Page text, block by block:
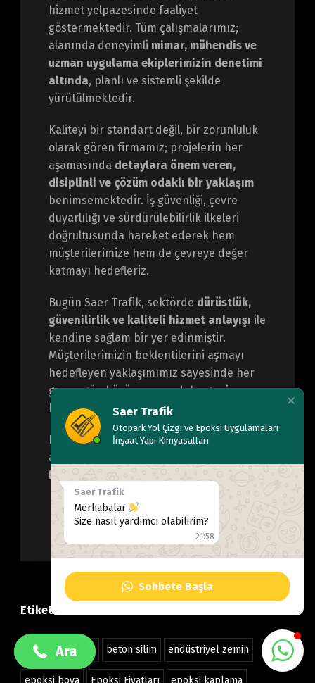
hizmet yelpazesinde faaliyet
göstermektedir. Tüm çalışmalarımız;
alanında deneyimli mimar, mühendis ve
uzman uygulama ekiplerimizin denetimi
altında, planlı ve sistemli şekilde
yürütülmektedir.
Kaliteyi bir standart değil, bir zorunluluk
olarak gören firmamız; projelerin her
aşamasında detaylara önem veren,
disiplinli ve çözüm odaklı bir yaklaşım
benimsemektedir. İş güvenliği, çevre
duyarlılığı ve sürdürülebilirlik ilkeleri
doğrultusunda hareket ederek hem
müşterilerimize hem de çevreye değer
katmayı hedefleriz.
Bugün Saer Trafik, sektörde dürüstlük,
güvenilirlik ve kaliteli hizmet anlayışı ile
kendine sağlam bir yer edinmiştir.
Müşterilerimizin beklentilerini aşmayı
hedefleyen yaklaşımımız sayesinde her
geçen gün büyümeye ve daha geniş
kitlelere hizmet vermeye devam ediyoruz.
Bizim için her proje; yalnızca bir iş değil,
aynı zamanda
itibarımızdır.
Saer Trafik
Otopark Yol Çizgi ve Epoksi Uygulamaları
İnşaat Yapı Kimyasalları
Saer Trafik
Merhabalar
Size nasıl yardımcı olabilirim?
21:58
Sohbete Başla
Etiketler
beton parlatma beton silim endüstriyel zemin
epoksi boya Epoksi Fiyatları epoksi kaplama
+90 532 489 38 55
Ara
+90 532 489 38 55
Ara